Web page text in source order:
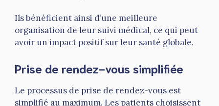
Ils bénéficient ainsi d’une meilleure
organisation de leur suivi médical, ce qui peut
avoir un impact positif sur leur santé globale.
Prise de rendez-vous simplifiée
Le processus de prise de rendez-vous est
simplifié au maximum. Les patients choisissent